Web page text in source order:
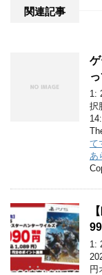
関連記事
1:
択
て
あ
1:
円